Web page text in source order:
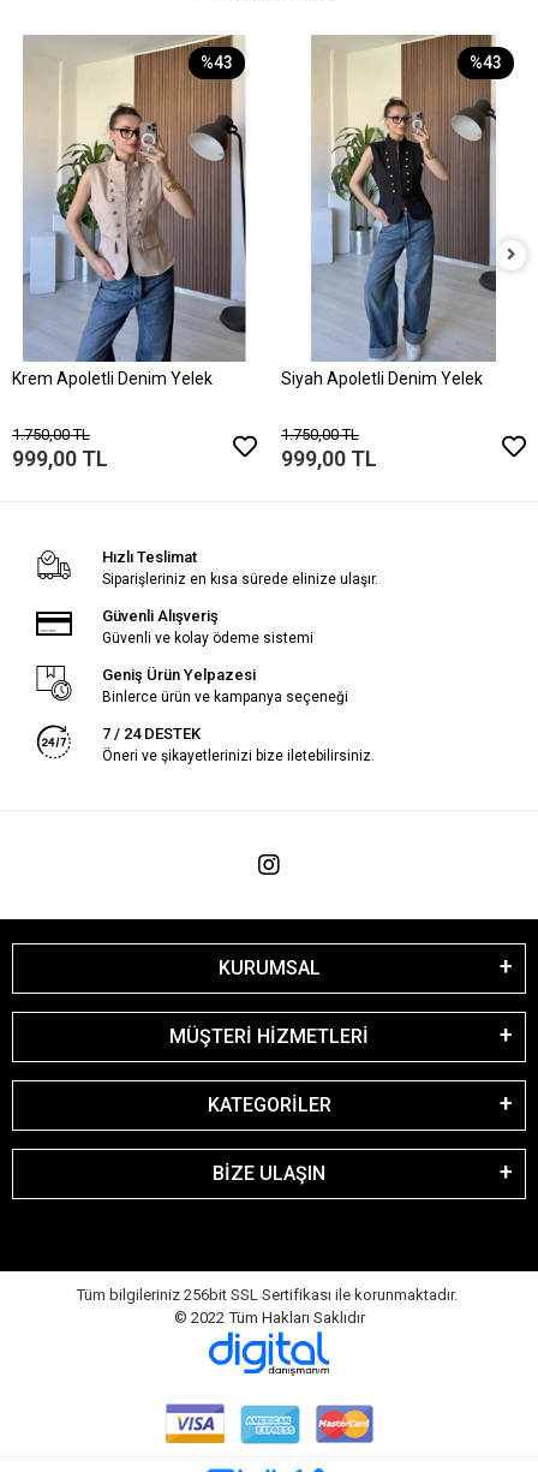
%43
Krem Apoletli Denim Yelek
1.750,00 TL
999,00 TL
%43
Siyah Apoletli Denim Yelek
1.750,00 TL
999,00 TL
Hızlı Teslimat
Siparişleriniz en kısa sürede elinize ulaşır.
Güvenli Alışveriş
Güvenli ve kolay ödeme sistemi
Geniş Ürün Yelpazesi
Binlerce ürün ve kampanya seçeneği
7 / 24 DESTEK
Öneri ve şikayetlerinizi bize iletebilirsiniz.
KURUMSAL
MÜŞTERİ HİZMETLERİ
KATEGORİLER
BİZE ULAŞIN
Tüm bilgileriniz 256bit SSL Sertifikası ile korunmaktadır.
© 2022 Tüm Hakları Saklıdır